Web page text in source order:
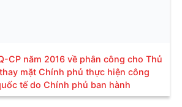
CP năm 2016 về phân công cho Thủ
mặt Chính phủ thực hiện công
tế do Chính phủ ban hành